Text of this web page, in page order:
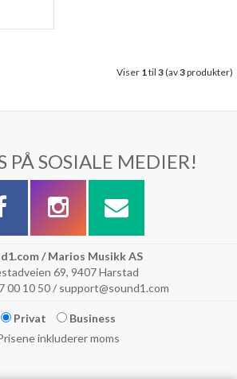
Viser 1til 3(av3produkter)
PÅ SOSIALE MEDIER!
/ Marios Musikk AS
69, 9407 Harstad
00 10 50 / support@sound1.com
Privat
Business
inkluderer moms